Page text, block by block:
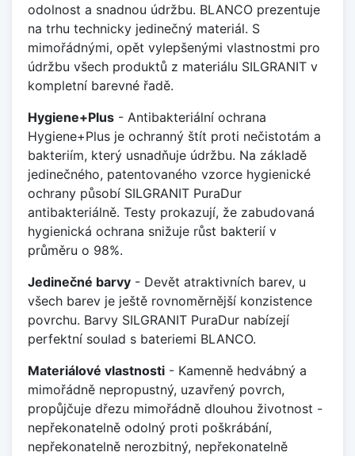
odolnost a snadnou údržbu. BLANCO prezentuje
na trhu technicky jedinečný materiál. S
mimořádnými, opět vylepšenými vlastnostmi pro
údržbu všech produktů z materiálu SILGRANIT v
kompletní barevné řadě.
Hygiene+Plus - Antibakteriální ochrana
Hygiene+Plus je ochranný štít proti nečistotám a
bakteriím, který usnadňuje údržbu. Na základě
jedinečného, patentovaného vzorce hygienické
ochrany působí SILGRANIT PuraDur
antibakteriálně. Testy prokazují, že zabudovaná
hygienická ochrana snižuje růst bakterií v
průměru o 98%.
Jedinečné barvy - Devět atraktivních barev, u
všech barev je ještě rovnoměrnější konzistence
povrchu. Barvy SILGRANIT PuraDur nabízejí
perfektní soulad s bateriemi BLANCO.
Materiálové vlastnosti - Kamenně hedvábný a
mimořádně nepropustný, uzavřený povrch,
propůjčuje dřezu mimořádně dlouhou životnost -
nepřekonatelně odolný proti poškrábání,
nepřekonatelně nerozbitný, nepřekonatelně